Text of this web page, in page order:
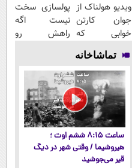
ویدیو هولناک از
جوان کارتن
خوابی که
میلیاردر شد.
آموزش رایگان
پولسازی سخت
نیست اگه
راهش رو
تماشاخانه
ساعت ۸:۱۵ ششم اوت ؛
هیروشیما / وقتی شهر در دیگ
قیر می‌جوشید